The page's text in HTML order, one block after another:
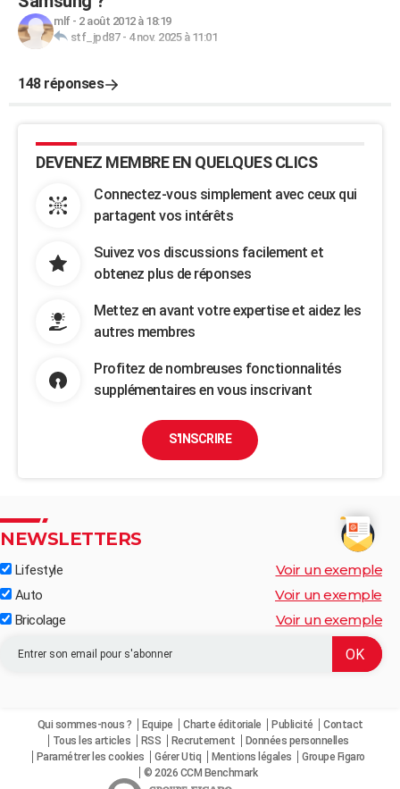
mlf- 2 août 2012 à 18:19
stf_jpd87- 4 nov. 2025 à 11:01
148 réponses
DEVENEZ MEMBRE EN QUELQUES CLICS
Connectez-vous simplement avec ceux qui
partagent vos intérêts
Suivez vos discussions facilement et
obtenez plus de réponses
Mettez en avant votre expertise et aidez les
autres membres
Profitez de nombreuses fonctionnalités
supplémentaires en vous inscrivant
S'INSCRIRE
NEWSLETTERS
Lifestyle Voir un exemple
Auto Voir un exemple
Bricolage Voir un exemple
Qui sommes-nous ? Equipe Charte éditoriale Publicité
Contact
Tous les articles
RSS Recrutement
Données personnelles
Paramétrer les cookies
Gérer Utiq Mentions légales
Groupe Figaro
© 2026 CCM Benchmark